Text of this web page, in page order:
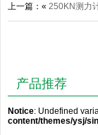
上一篇：« 250KN测力
产品推荐
Notice: Undefined
content/themes/ysj/